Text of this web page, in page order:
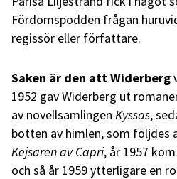
Fördomspodden frågan
regissör eller författare.
Saken är den att Widerberg
1952 gav Widerberg ut
av novellsamlingen Kyssas,
botten av himlen, som följdes
Kejsaren av Capri, år 1957
och så år 1959 ytterligare en